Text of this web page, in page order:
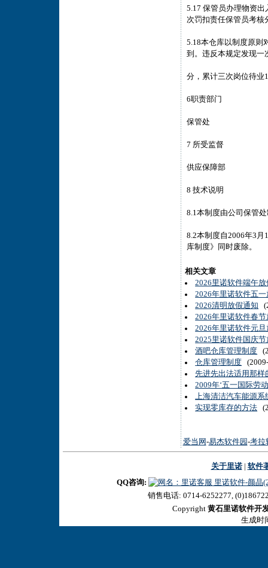
5.17 保管员办理物资
次罚扣责任保管员考核
5.18本仓库以制度原则
到。违反本规定发现一
分，累计三次岗位待业
6职责部门
保管处
7 所受监督
供应保障部
8 技术说明
8.1本制度由公司保管
8.2本制度自2006年3
库制度》同时废除。
相关文章
2026里诺软件端午
2026年里诺软件五
2026清明放假通知
2026年里诺软件春
2026年里诺软件元
2025里诺软件国庆
酒吧仓库管理制度
仓库管理制度
先进先出法适用那样
2009年‘五一国际劳
上海清洁汽车能源系
实现零库存的方法
爱当网 -易杰软件园 -考拉
关于里诺| 软件
QQ咨询:
里诺软件-颜晶
销售电话: 0714-6252277,
Copyright 黄石里诺软件开
生成时